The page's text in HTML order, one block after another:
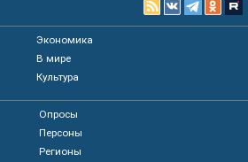
Экономика
В мире
Культура
Опросы
Персоны
Регионы